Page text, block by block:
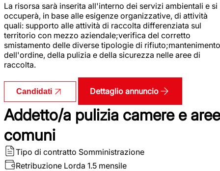
La risorsa sarà inserita all'interno dei servizi ambientali e si
occuperà, in base alle esigenze organizzative, di attività
quali: supporto alle attività di raccolta differenziata sul
territorio con mezzo aziendale;verifica del corretto
smistamento delle diverse tipologie di rifiuto;mantenimento
dell'ordine, della pulizia e della sicurezza nelle aree di
raccolta.
Candidati Dettaglio annuncio
Addetto/a pulizia camere e aree
comuni
Tipo di contratto Somministrazione
Retribuzione Lorda 1.5 mensile